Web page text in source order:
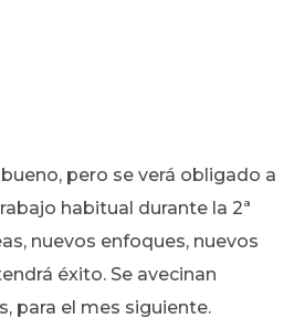
pero se verá obligado a
habitual durante la 2ª
nuevos enfoques, nuevos
éxito. Se avecinan
para el mes siguiente.